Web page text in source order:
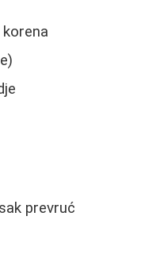
prevruć